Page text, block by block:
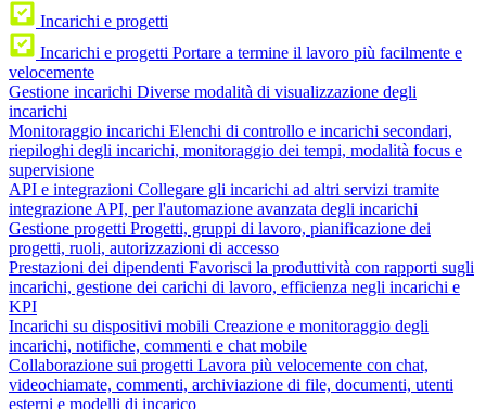
Incarichi e progetti
Incarichi e progetti Portare a termine il lavoro più facilmente e
velocemente
Gestione incarichi Diverse modalità di visualizzazione degli
incarichi
Monitoraggio incarichi Elenchi di controllo e incarichi secondari,
riepiloghi degli incarichi, monitoraggio dei tempi, modalità focus e
supervisione
API e integrazioni Collegare gli incarichi ad altri servizi tramite
integrazione API, per l'automazione avanzata degli incarichi
Gestione progetti Progetti, gruppi di lavoro, pianificazione dei
progetti, ruoli, autorizzazioni di accesso
Prestazioni dei dipendenti Favorisci la produttività con rapporti sugli
incarichi, gestione dei carichi di lavoro, efficienza negli incarichi e
KPI
Incarichi su dispositivi mobili Creazione e monitoraggio degli
incarichi, notifiche, commenti e chat mobile
Collaborazione sui progetti Lavora più velocemente con chat,
videochiamate, commenti, archiviazione di file, documenti, utenti
esterni e modelli di incarico